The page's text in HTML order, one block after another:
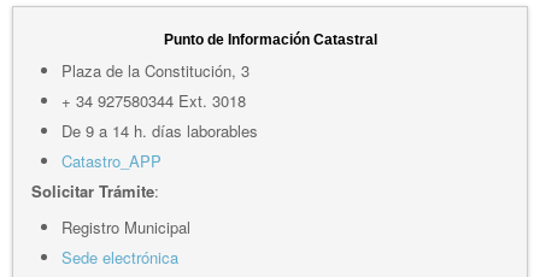
Punto de Información Catastral
Plaza de la Constitución, 3
+ 34 927580344 Ext. 3018
De 9 a 14 h. días laborables
Catastro_APP
Solicitar Trámite:
Registro Municipal
Sede electrónica